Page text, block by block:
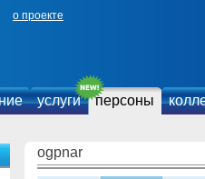
о проекте
услуги персоны
ogpnar